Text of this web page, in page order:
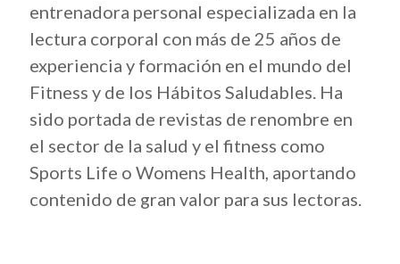
entrenadora personal especializada en la
lectura corporal con más de 25 años de
experiencia y formación en el mundo del
Fitness y de los Hábitos Saludables. Ha
sido portada de revistas de renombre en
el sector de la salud y el fitness como
Sports Life o Womens Health, aportando
contenido de gran valor para sus lectoras.